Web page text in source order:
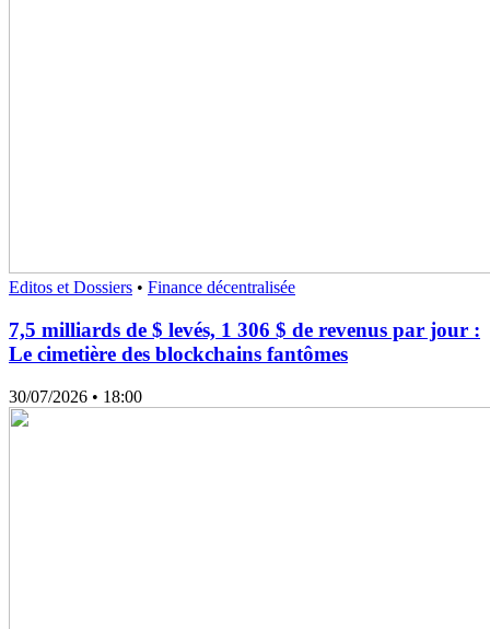
Editos et Dossiers • Finance décentralisée
7,5 milliards de $ levés, 1 306 $ de revenus par jour :
Le cimetière des blockchains fantômes
30/07/2026 • 18:00